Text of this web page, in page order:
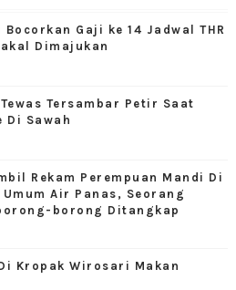
Gaji ke 14 Jadwal THR
Dimajukan
Tersambar Petir Saat
Di Sawah
Rekam Perempuan Mandi Di
Umum Air Panas, Seorang
borong Ditangkap
Kropak Wirosari Makan